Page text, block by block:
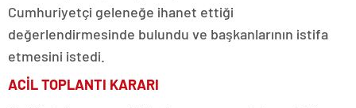
Cumhuriyetçi geleneğe ihanet ettiği
değerlendirmesinde bulundu ve başkanlarının istifa
etmesini istedi.
ACİL TOPLANTI KARARI